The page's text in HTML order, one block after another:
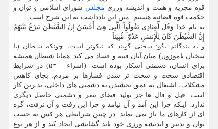
قوه مجریه و همت و اندیشه ورزی مجلس شورای اسلامی و توان و
حکمت قوه قضائیه هستیم. متن این یادداشت به این شرح است:
به نام خدا وَقُل لِّعِبَادِی یَقُولُواْ الَّتِی هِیَ أَحْسَنُ إِنَّ الشَّیْطَنَ یَنزَغُ بَیْنَهُمْ
إِنَّ الشَّیْطَنَ کَانَ لِلْإِنسَنِ عَدُوّاً مُّبِیناً
و به بندگانم بگو: سخنی گویند که نیکوتر است، چونکه شیطان (با
سخنان ناموزون) میان آنان فتنه و فساد می‏ کند. همانا شیطان همیشه
برای انسان، دشمنی آشکار بوده است. (اسراء – ۵۳) در شرایط
اقتصادی سخت و سخت تر شدن فشارها بر مردم، بجای کاهش
مشکلات، اشتغال به عمق بخشیدن به دشمنی های داخلی، بدترین کار
است. قیل و قال ها جز تولید فضای تنفر و دشمنی حاصل دیگری
ندارد. اینکه چرا این آمد و آن نیامد و چرا این رفت و آن نرفت، گره
ای از کارهای ما باز نمی نماید. در چنین شرایطی هر کس به حسب
توان و تدبیر و اندیشه ورزی خود باید گشایشی ایجاد کند و از هر نوع